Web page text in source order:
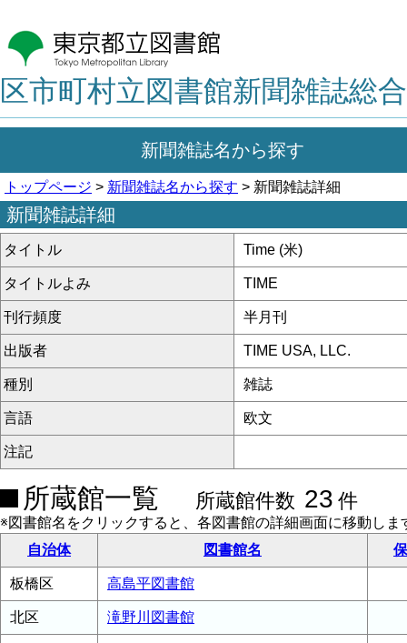
区市町村立図書館新聞雑誌総
新聞雑誌名から探す
トップページ > 新聞雑誌名から探す > 新聞雑誌詳細
新聞雑誌詳細
タイトル Time (米)
タイトルよみ TIME
刊行頻度 半月刊
出版者 TIME USA, LLC.
種別 雑誌
言語 欧文
注記
所蔵館一覧 所蔵館件数 23 件
※図書館名をクリックすると、各図書館の詳細画面に移動しま
自治体
図書館名
板橋区 高島平図書館
北区 滝野川図書館